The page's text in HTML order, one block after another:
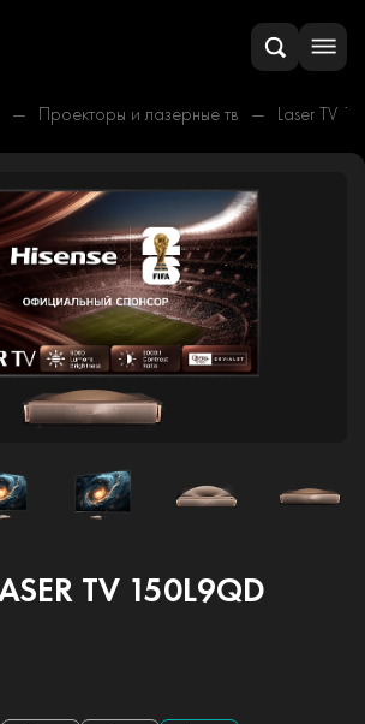
Проекторы и лазерные тв Laser TV
TV 150L9QD